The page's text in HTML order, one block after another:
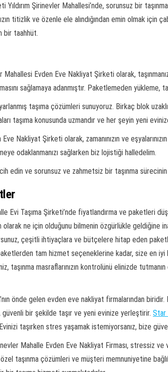
Yıldırım Şirinevler Mahallesi’nde, sorunsuz bir
titizlik ve özenle ele alındığından emin olmak
bir taahhüt.
Mahallesi Evden Eve Nakliyat Şirketi olarak,
sağlamaya adanmıştır. Paketlemeden yükleme,
taşıma çözümleri sunuyoruz. Birkaç blok
taşıma konusunda uzmandır ve her şeyin yeni
Nakliyat Şirketi olarak, zamanınızın ve
odaklanmanızı sağlarken biz lojistiği halledelim.
edin ve sorunsuz ve zahmetsiz bir taşınma sürecinin
Evi Taşıma Şirketi’nde fiyatlandırma ve
olarak ne için olduğunu bilmenin özgürlükle geldiğine
çeşitli ihtiyaçlara ve bütçelere hitap eden
tam hizmet seçeneklerine kadar, size en iyi
taşınma masraflarınızın kontrolünü elinizde
önde gelen evden eve nakliyat firmalarından
güvenli bir şekilde taşır ve yeni evinize yerleştirir. Star
taşırken stres yaşamak istemiyorsanız, bize
Mahalle Evden Eve Nakliyat Firması,
özel taşınma çözümleri ve müşteri memnuniyetine